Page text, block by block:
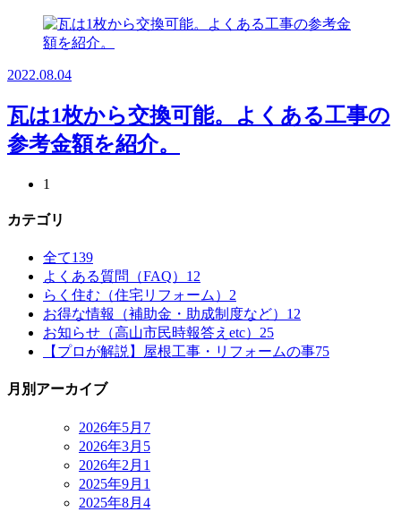
2022.08.04
瓦は1枚から交換可能。よくある工事の
参考金額を紹介。
1
カテゴリ
全て139
よくある質問（FAQ） 12
らく住む（住宅リフォーム） 2
お得な情報（補助金・助成制度など） 12
お知らせ（高山市民時報答えetc） 25
【プロが解説】屋根工事・リフォームの事75
月別アーカイブ
2026年5月 7
2026年3月 5
2026年2月 1
2025年9月 1
2025年8月 4